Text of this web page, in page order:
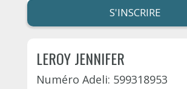
S'INSCRIRE
LEROY JENNIFER
Numéro Adeli: 599318953